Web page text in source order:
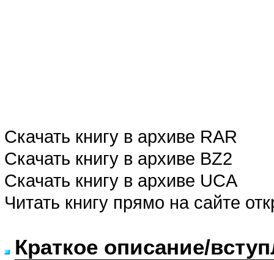
Скачать книгу в архиве RAR
Скачать книгу в архиве BZ2
Скачать книгу в архиве UCA
Читать книгу прямо на сайте
Краткое описание/